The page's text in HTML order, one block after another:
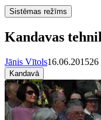
Sistēmas režīms
Kandavas
Jānis Vītols16.06.201526
Kandavā